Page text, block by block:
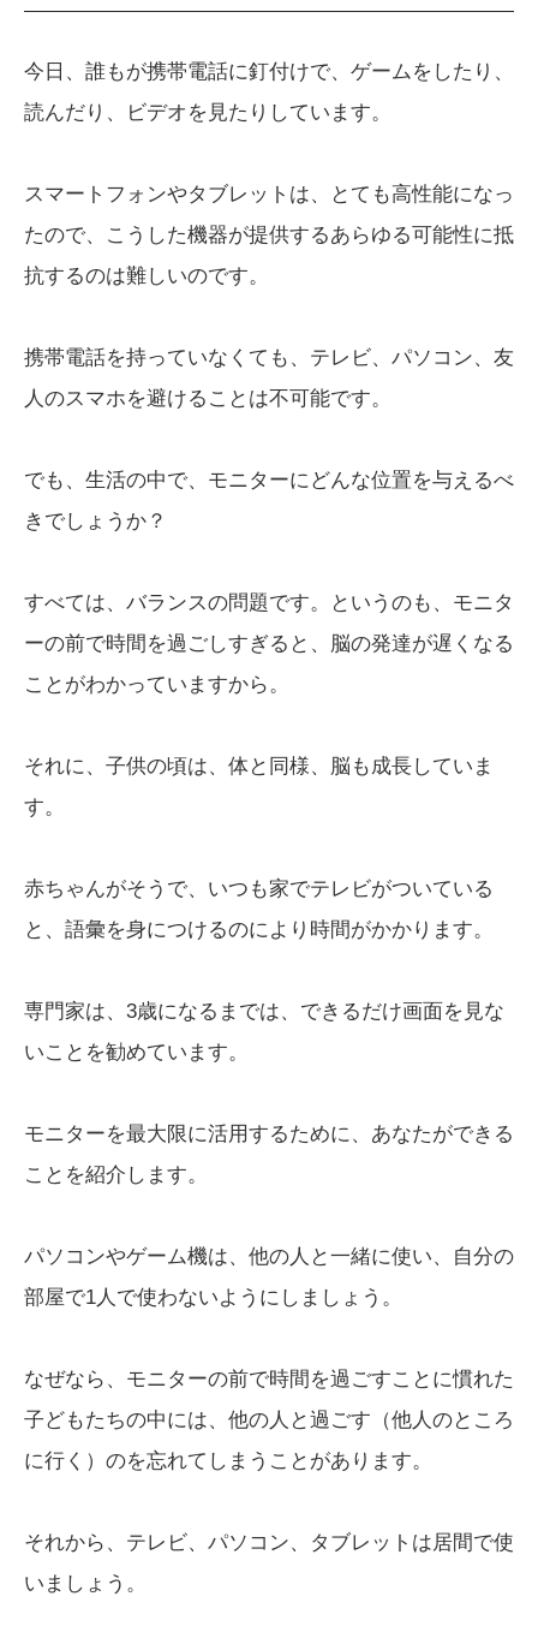
今日、誰もが携帯電話に釘付けで、ゲームをしたり、
読んだり、ビデオを見たりしています。
スマートフォンやタブレットは、とても高性能になっ
たので、こうした機器が提供するあらゆる可能性に抵
抗するのは難しいのです。
携帯電話を持っていなくても、テレビ、パソコン、友
人のスマホを避けることは不可能です。
でも、生活の中で、モニターにどんな位置を与えるべ
きでしょうか？
すべては、バランスの問題です。というのも、モニタ
ーの前で時間を過ごしすぎると、脳の発達が遅くなる
ことがわかっていますから。
それに、子供の頃は、体と同様、脳も成長していま
す。
赤ちゃんがそうで、いつも家でテレビがついている
と、語彙を身につけるのにより時間がかかります。
専門家は、3歳になるまでは、できるだけ画面を見な
いことを勧めています。
モニターを最大限に活用するために、あなたができる
ことを紹介します。
パソコンやゲーム機は、他の人と一緒に使い、自分の
部屋で1人で使わないようにしましょう。
なぜなら、モニターの前で時間を過ごすことに慣れた
子どもたちの中には、他の人と過ごす（他人のところ
に行く）のを忘れてしまうことがあります。
それから、テレビ、パソコン、タブレットは居間で使
いましょう。